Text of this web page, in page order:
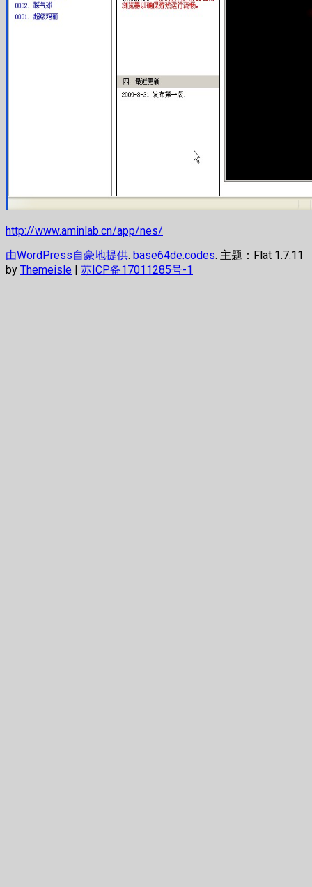
http://www.aminlab.cn/app/nes/
由WordPress自豪地提供. base64de.codes. 主题：Flat 1.7.11
by Themeisle 苏ICP备17011285号-1